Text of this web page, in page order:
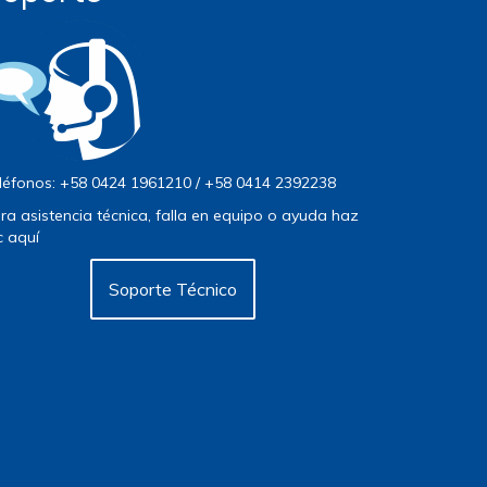
+58 0424 1961210 / +58 0414 2392238
asistencia técnica, falla en equipo o ayuda haz
aquí
Soporte Técnico